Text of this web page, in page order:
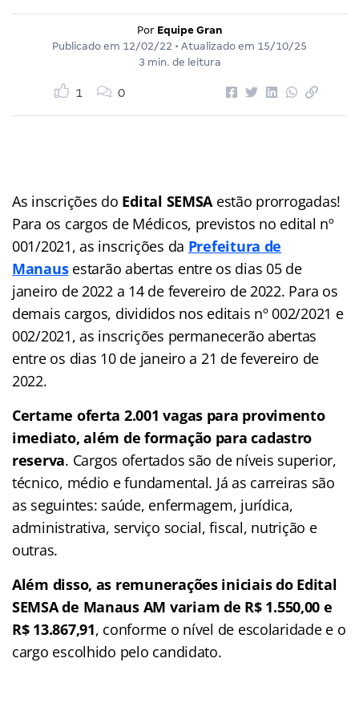
Por Equipe Gran
Publicado em 12/02/22 • Atualizado em 15/10/25
3 min. de leitura
1 0
As inscrições do Edital SEMSA estão prorrogadas!
Para os cargos de Médicos, previstos no edital nº
001/2021, as inscrições da Prefeitura de
Manausestarão abertas entre os dias 05 de
janeiro de 2022 a 14 de fevereiro de 2022. Para os
demais cargos, divididos nos editais nº 002/2021 e
002/2021, as inscrições permanecerão abertas
entre os dias 10 de janeiro a 21 de fevereiro de
2022.
Certame oferta 2.001 vagas para provimento
imediato, além de formação para cadastro
reserva. Cargos ofertados são de níveis superior,
técnico, médio e fundamental. Já as carreiras são
as seguintes: saúde, enfermagem, jurídica,
administrativa, serviço social, fiscal, nutrição e
outras.
Além disso, as remunerações iniciais do Edital
SEMSA de Manaus AM variam de R$ 1.550,00 e
R$ 13.867,91, conforme o nível de escolaridade e o
cargo escolhido pelo candidato.